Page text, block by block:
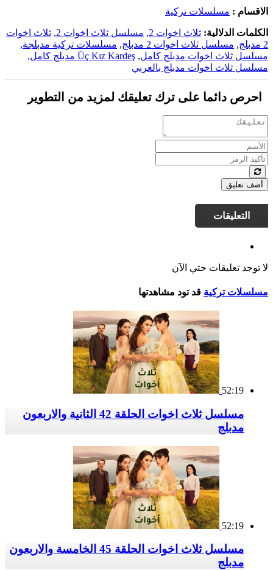
الاقسام : مسلسلات تركية
الكلمات الدلالية: ثلاث اخوات 2 , مسلسل ثلاث اخوات 2 , ثلاث اخوات
2 مدبلج
, مسلسل ثلاث اخوات 2 مدبلج , مسلسلات تركية مدبلجة,
مسلسل ثلاث اخوات مدبلج كامل, Üç Kız Kardeş مدبلج كامل
,
مسلسل ثلاث اخوات مدبلج بالعربي
احرص دائما على ترك تعليقك لمزيد من التطوير
أضف تعليق
التعليقات
لا توجد تعليقات حتي الآن
مسلسلات تركية قد تود مشاهدتها
52:19
مسلسل ثلاث اخوات الحلقة 42 الثانية والاربعون
مدبلج
52:19
مسلسل ثلاث اخوات الحلقة 45 الخامسة والاربعون
مدبلج